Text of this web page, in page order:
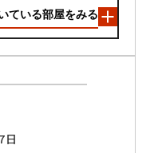
ている部屋をみる
日